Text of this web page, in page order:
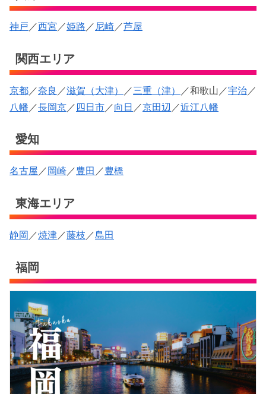
神戸 ／西宮 ／姫路 ／ 尼崎 ／芦屋
関西エリア
京都 ／奈良 ／滋賀（大津） ／三重（津） ／和歌山／宇治 ／
八幡 ／長岡京 ／ 四日市 ／向日 ／京田辺 ／近江八幡
愛知
名古屋 ／岡崎／豊田 ／豊橋
東海エリア
静岡 ／焼津／藤枝 ／島田
福岡